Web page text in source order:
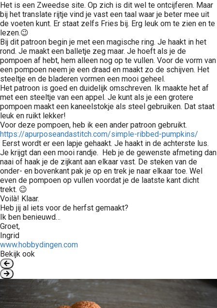
Het is een Zweedse site. Op zich is dit wel te ontcijferen. Maar
bij het translate rijtje vind je vast een taal waar je beter mee uit
de voeten kunt. Er staat zelfs Fries bij. Erg leuk om te zien en te
lezen.😉
Bij dit patroon begin je met een magische ring. Je haakt in het
rond. Je maakt een balletje zeg maar. Je hoeft als je de
pompoen af hebt, hem alleen nog op te vullen. Voor de vorm van
een pompoen neem je een draad en maakt zo de schijven. Het
steeltje en de bladeren vormen een mooi geheel.
Het patroon is goed en duidelijk omschreven. Ik maakte het af
met een steeltje van een appel. Je kunt als je een grotere
pompoen maakt een kaneelstokje als steel gebruiken. Dat staat
leuk en ruikt lekker!
Voor deze pompoen, heb ik een ander patroon gebruikt.
https://apurposeandastitch.com/simple-ribbed-pumpkins/
Eerst wordt er een lapje gehaakt. Je haakt in de achterste lus.
Je krijgt dan een mooi randje. Heb je de gewenste afmeting dan
naai of haak je de zijkant aan elkaar vast. De steken van de
onder- en bovenkant pak je op en trek je naar elkaar toe. Wel
even de pompoen op vullen voordat je de laatste kant dicht
trekt. 😉
Voilà! Klaar.
Heb jij al iets voor de herfst gemaakt?
Ik ben benieuwd…
Groet,
Ingrid
www.hobbydingen.com
Bekijk ook